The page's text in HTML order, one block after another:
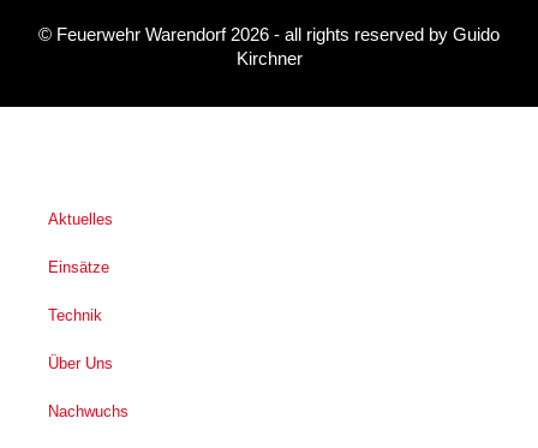
© Feuerwehr Warendorf 2026 - all rights reserved by Guido
Kirchner
Aktuelles
Einsätze
Technik
Über Uns
Nachwuchs